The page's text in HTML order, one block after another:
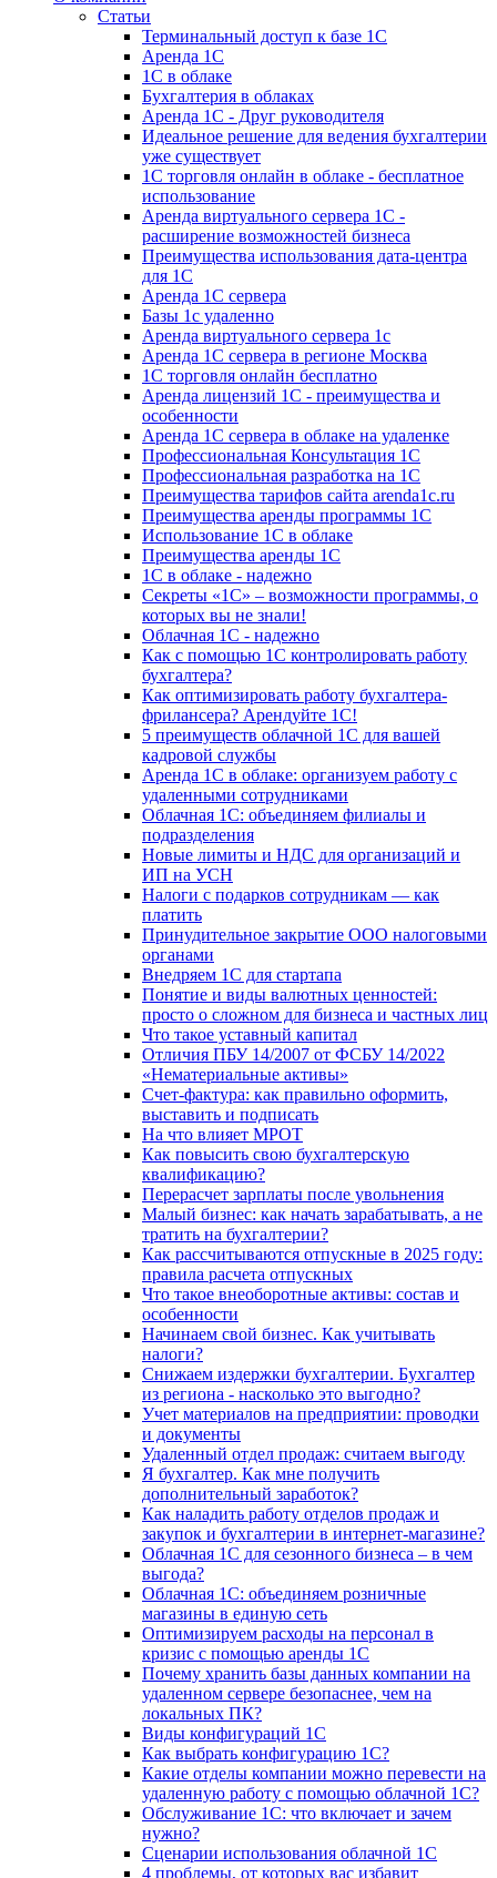
Статьи
Терминальный доступ к базе 1С
Аренда 1С
1С в облаке
Бухгалтерия в облаках
Аренда 1С - Друг руководителя
Идеальное решение для ведения бухгалтерии
уже существует
1С торговля онлайн в облаке - бесплатное
использование
Аренда виртуального сервера 1С -
расширение возможностей бизнеса
Преимущества использования дата-центра
для 1С
Аренда 1С сервера
Базы 1с удаленно
Аренда виртуального сервера 1с
Аренда 1С сервера в регионе Москва
1С торговля онлайн бесплатно
Аренда лицензий 1С - преимущества и
особенности
Аренда 1С сервера в облаке на удаленке
Профессиональная Консультация 1С
Профессиональная разработка на 1С
Преимущества тарифов сайта arenda1c.ru
Преимущества аренды программы 1С
Использование 1С в облаке
Преимущества аренды 1С
1С в облаке - надежно
Секреты «1С» – возможности программы, о
которых вы не знали!
Облачная 1С - надежно
Как с помощью 1С контролировать работу
бухгалтера?
Как оптимизировать работу бухгалтера-
фрилансера? Арендуйте 1С!
5 преимуществ облачной 1С для вашей
кадровой службы
Аренда 1С в облаке: организуем работу с
удаленными сотрудниками
Облачная 1С: объединяем филиалы и
подразделения
Новые лимиты и НДС для организаций и
ИП на УСН
Налоги с подарков сотрудникам — как
платить
Принудительное закрытие ООО налоговыми
органами
Внедряем 1С для стартапа
Понятие и виды валютных ценностей:
просто о сложном для бизнеса и частных лиц
Что такое уставный капитал
Отличия ПБУ 14/2007 от ФСБУ 14/2022
«Нематериальные активы»
Счет-фактура: как правильно оформить,
выставить и подписать
На что влияет МРОТ
Как повысить свою бухгалтерскую
квалификацию?
Перерасчет зарплаты после увольнения
Малый бизнес: как начать зарабатывать, а не
тратить на бухгалтерии?
Как рассчитываются отпускные в 2025 году:
правила расчета отпускных
Что такое внеоборотные активы: состав и
особенности
Начинаем свой бизнес. Как учитывать
налоги?
Снижаем издержки бухгалтерии. Бухгалтер
из региона - насколько это выгодно?
Учет материалов на предприятии: проводки
и документы
Удаленный отдел продаж: считаем выгоду
Я бухгалтер. Как мне получить
дополнительный заработок?
Как наладить работу отделов продаж и
закупок и бухгалтерии в интернет-магазине?
Облачная 1С для сезонного бизнеса – в чем
выгода?
Облачная 1С: объединяем розничные
магазины в единую сеть
Оптимизируем расходы на персонал в
кризис с помощью аренды 1С
Почему хранить базы данных компании на
удаленном сервере безопаснее, чем на
локальных ПК?
Виды конфигураций 1С
Как выбрать конфигурацию 1С?
Какие отделы компании можно перевести на
удаленную работу с помощью облачной 1С?
Обслуживание 1С: что включает и зачем
нужно?
Сценарии использования облачной 1С
4 проблемы, от которых вас избавит